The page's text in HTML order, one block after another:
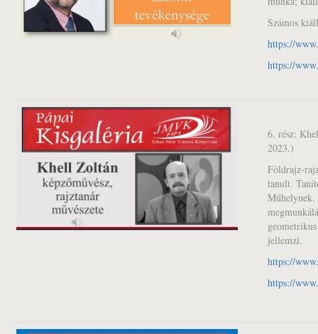
Számos
https://
https://
6. rész:
2023.)
Földrajz-
tanult.
Műhelynek.
jellemzi.
https://
https://